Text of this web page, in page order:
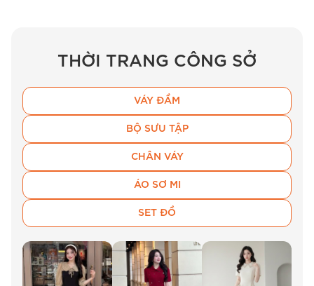
THỜI TRANG CÔNG SỞ
VÁY ĐẦM
BỘ SƯU TẬP
CHÂN VÁY
ÁO SƠ MI
SET ĐỒ